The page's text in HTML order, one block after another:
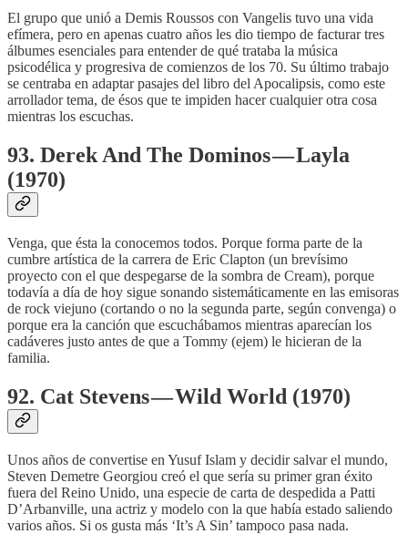
El grupo que unió a Demis Roussos con Vangelis tuvo una vida
efímera, pero en apenas cuatro años les dio tiempo de facturar tres
álbumes esenciales para entender de qué trataba la música
psicodélica y progresiva de comienzos de los 70. Su último trabajo
se centraba en adaptar pasajes del libro del Apocalipsis, como este
arrollador tema, de ésos que te impiden hacer cualquier otra cosa
mientras los escuchas.
93. Derek And The Dominos — Layla
(1970)
Venga, que ésta la conocemos todos. Porque forma parte de la
cumbre artística de la carrera de Eric Clapton (un brevísimo
proyecto con el que despegarse de la sombra de Cream), porque
todavía a día de hoy sigue sonando sistemáticamente en las emisoras
de rock viejuno (cortando o no la segunda parte, según convenga) o
porque era la canción que escuchábamos mientras aparecían los
cadáveres justo antes de que a Tommy (ejem) le hicieran de la
familia.
92. Cat Stevens — Wild World (1970)
Unos años de convertise en Yusuf Islam y decidir salvar el mundo,
Steven Demetre Georgiou creó el que sería su primer gran éxito
fuera del Reino Unido, una especie de carta de despedida a Patti
D’Arbanville, una actriz y modelo con la que había estado saliendo
varios años. Si os gusta más ‘It’s A Sin’ tampoco pasa nada.